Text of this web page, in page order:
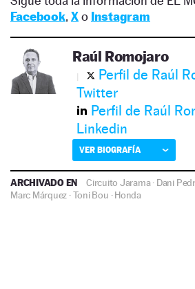
Facebook, Xo Instagram
Raúl Romojaro
Perfil de Raúl
Twitter
Perfil de Raúl
Linkedin
VER BIOGRAFÍA
ARCHIVADO EN Circuito Jarama· Dani
Marc Márquez ·Toni Bou ·Honda